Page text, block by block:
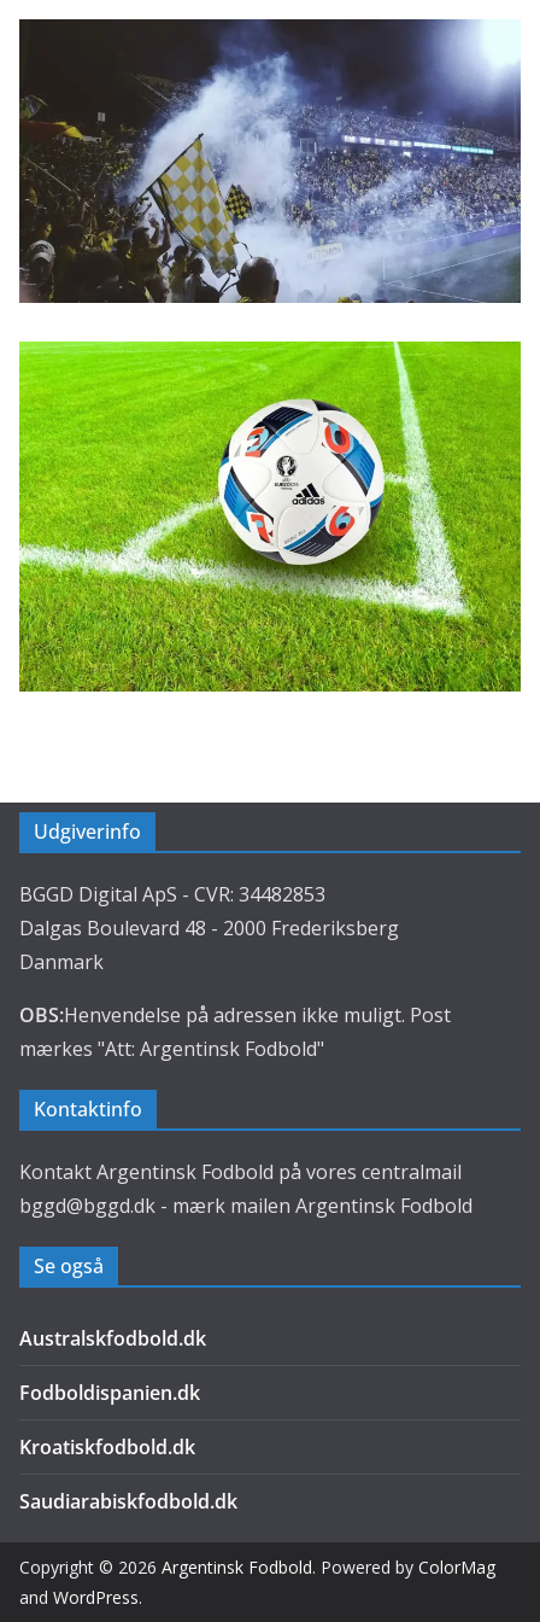
Udgiverinfo
BGGD Digital ApS - CVR: 34482853
Dalgas Boulevard 48 - 2000 Frederiksberg
Danmark
OBS:Henvendelse på adressen ikke muligt. Post
mærkes "Att: Argentinsk Fodbold"
Kontaktinfo
Kontakt Argentinsk Fodbold på vores centralmail
bggd@bggd.dk - mærk mailen Argentinsk Fodbold
Se også
Australskfodbold.dk
Fodboldispanien.dk
Kroatiskfodbold.dk
Saudiarabiskfodbold.dk
Copyright © 2026 Argentinsk Fodbold. Powered by ColorMag
and WordPress.